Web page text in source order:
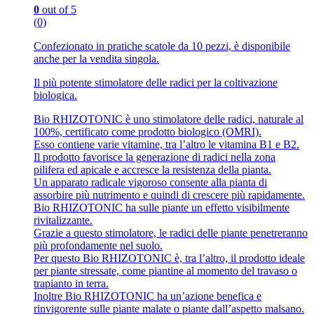
0 out of 5
(0)
Confezionato in pratiche scatole da 10 pezzi, è disponibile
anche per la vendita singola.
Il più potente stimolatore delle radici per la coltivazione
biologica.
Bio RHIZOTONIC è uno stimolatore delle radici, naturale al
100%, certificato come prodotto biologico (OMRI).
Esso contiene varie vitamine, tra l’altro le vitamina B1 e B2.
Il prodotto favorisce la generazione di radici nella zona
pilifera ed apicale e accresce la resistenza della pianta.
Un apparato radicale vigoroso consente alla pianta di
assorbire più nutrimento e quindi di crescere più rapidamente.
Bio RHIZOTONIC ha sulle piante un effetto visibilmente
rivitalizzante.
Grazie a questo stimolatore, le radici delle piante penetreranno
più profondamente nel suolo.
Per questo Bio RHIZOTONIC è, tra l’altro, il prodotto ideale
per piante stressate, come piantine al momento del travaso o
trapianto in terra.
Inoltre Bio RHIZOTONIC ha un’azione benefica e
rinvigorente sulle piante malate o piante dall’aspetto malsano.